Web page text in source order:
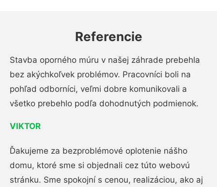
Referencie
Stavba oporného múru v našej záhrade prebehla
bez akýchkoľvek problémov. Pracovníci boli na
pohľad odborníci, veľmi dobre komunikovali a
všetko prebehlo podľa dohodnutých podmienok.
VIKTOR
Ďakujeme za bezproblémové oplotenie nášho
domu, ktoré sme si objednali cez túto webovú
stránku. Sme spokojní s cenou, realizáciou, ako aj